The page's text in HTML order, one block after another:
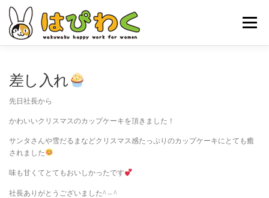
メニュー
差し入れ
先日社長から
かわいいクリスマスのカップケーキを頂きました！
サンタさんや雪だるまなどクリスマス感たっぷりのカップケーキにとても癒
されました
味も甘くてとてもおいしかったです
社長ありがとうございました^ – ^